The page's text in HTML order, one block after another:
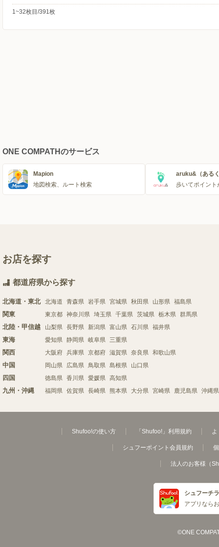
1~32枚目/391枚
ONE COMPATHのサービス
Mapion
地図検索、ルート検索
aruku&（ある
歩いてポイント
お店を探す
都道府県から探す
北海道・東北 北海道 青森県 岩手県 宮城県 秋田県 山形県 福島県
関東 東京都 神奈川県 埼玉県 千葉県 茨城県 栃木県 群馬県
北陸・甲信越 山梨県 長野県 新潟県 富山県 石川県 福井県
東海 愛知県 静岡県 岐阜県 三重県
関西 大阪府 兵庫県 京都府 滋賀県 奈良県 和歌山県
中国 岡山県 広島県 鳥取県 島根県 山口県
四国 徳島県 香川県 愛媛県 高知県
九州・沖縄 福岡県 佐賀県 長崎県 熊本県 大分県 宮崎県 鹿児島県 沖縄県
Shufoo!の使い方 「Shufoo!」利用規約 よ
シュフーポイント会員規約
法人のお客様（
シュフーチ
アプリなら
©ONE